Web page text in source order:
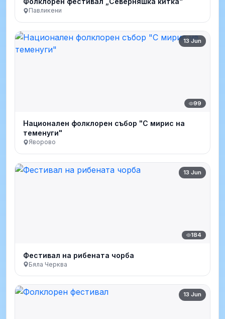
Павликени
13 Jun
99
Национален фолклорен събор "С мирис на
теменуги"
Яворово
13 Jun
184
Фестивал на рибената чорба
Бяла Черква
13 Jun